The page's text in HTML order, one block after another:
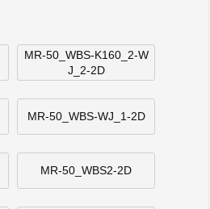
MR-50_WBS-K160_2-W
J_2-2D
MR-50_WBS-WJ_1-2D
MR-50_WBS2-2D